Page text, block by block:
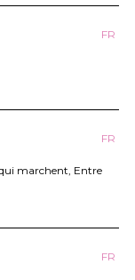
FR
FR
marchent, Entre
FR